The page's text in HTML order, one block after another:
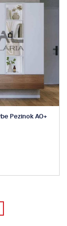
Pezinok A0+